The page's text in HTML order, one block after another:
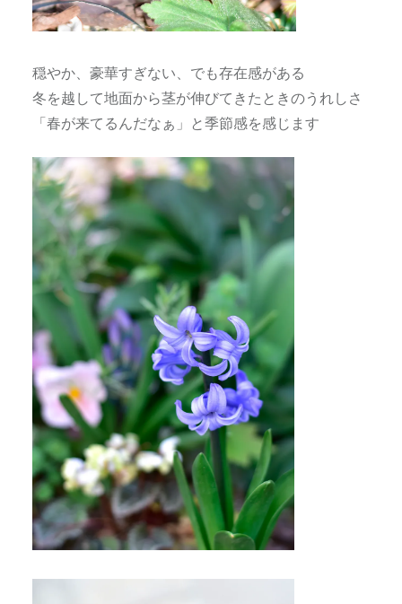
穏やか、豪華すぎない、でも存在感がある
冬を越して地面から茎が伸びてきたときのうれしさ
「春が来てるんだなぁ」と季節感を感じます